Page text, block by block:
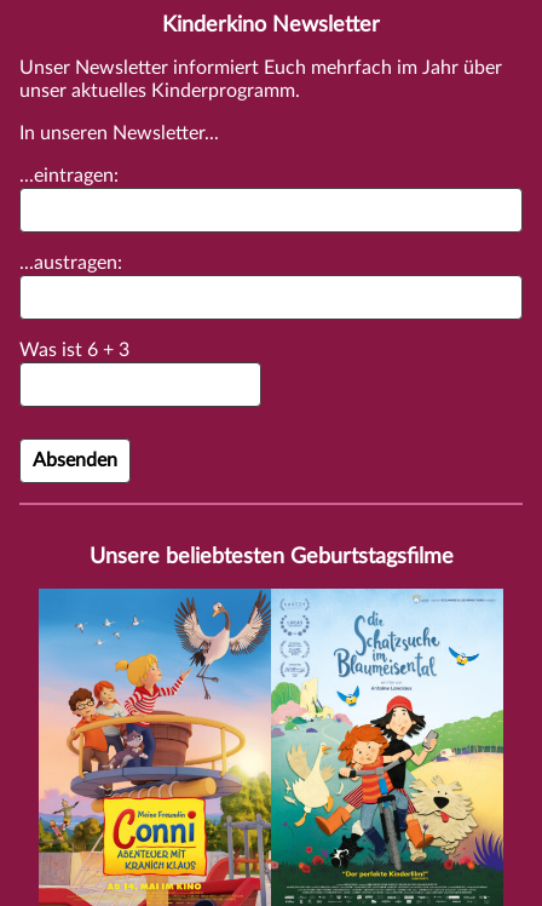
Kinderkino Newsletter
Unser Newsletter informiert Euch mehrfach im Jahr über
unser aktuelles Kinderprogramm.
In unseren Newsletter...
...eintragen:
...austragen:
Was ist 6 + 3
Unsere beliebtesten Geburtstagsfilme